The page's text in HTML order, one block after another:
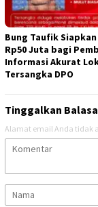
Bung Taufik
Rp50 Juta bagi
Informasi Akurat
Tersangka DPO
Tinggalkan
Alamat email Anda tidak